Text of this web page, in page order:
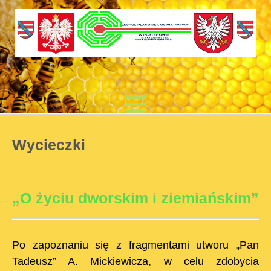
Wycieczki
„O życiu dworskim i ziemiańskim”
Po zapoznaniu się z fragmentami utworu „Pan
Tadeusz” A. Mickiewicza, w celu zdobycia